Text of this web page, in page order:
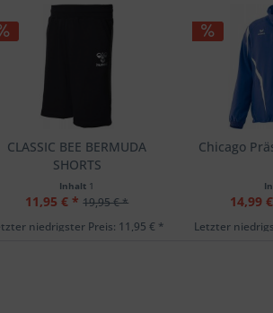
CLASSIC BEE BERMUDA
SHORTS
Inhalt 1
11,95 € * 19,95 € *
niedrigster Preis: 11,95 € *
Chicago
14,99
Letzter